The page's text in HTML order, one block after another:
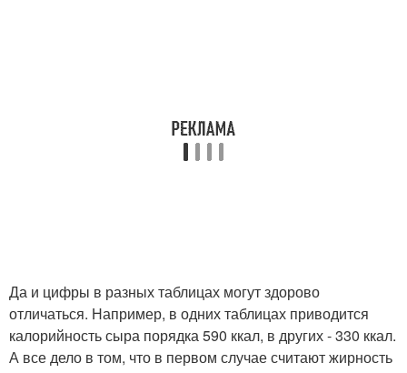
Да и цифры в разных таблицах могут здорово
отличаться. Например, в одних таблицах приводится
калорийность сыра порядка 590 ккал, в других - 330 ккал.
А все дело в том, что в первом случае считают жирность